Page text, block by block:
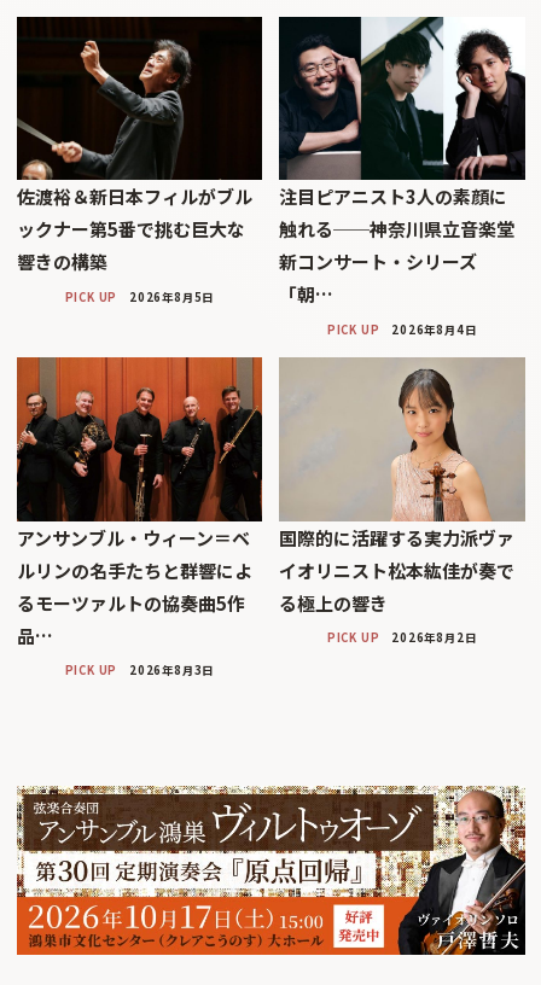
佐渡裕＆新日本フィルがブル
ックナー第5番で挑む巨大な
響きの構築
PICK UP 2026年8月5日
注目ピアニスト3人の素顔に
触れる──神奈川県立音楽堂
新コンサート・シリーズ
「朝…
PICK UP 2026年8月4日
アンサンブル・ウィーン＝ベ
ルリンの名手たちと群響によ
るモーツァルトの協奏曲5作
品…
PICK UP 2026年8月3日
国際的に活躍する実力派ヴァ
イオリニスト松本紘佳が奏で
る極上の響き
PICK UP 2026年8月2日